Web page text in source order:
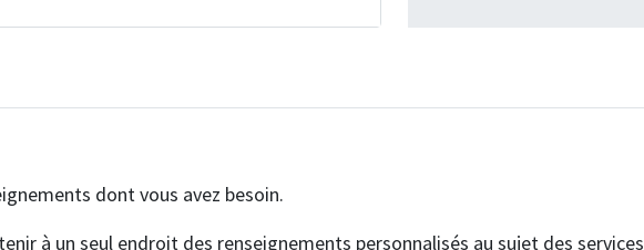
dont vous avez besoin.
à un seul endroit des renseignements personnalisés au sujet des